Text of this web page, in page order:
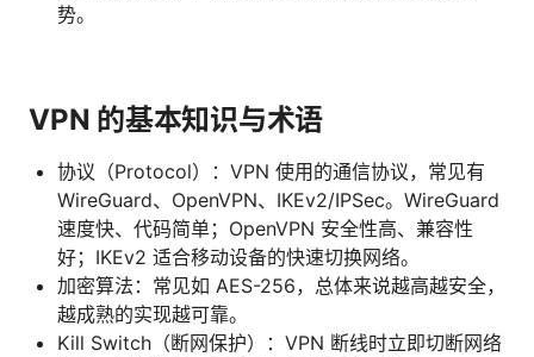
势。
VPN 的基本知识与术语
协议（Protocol）：VPN 使用的通信协议，常见有
WireGuard、OpenVPN、IKEv2/IPSec。WireGuard
速度快、代码简单；OpenVPN 安全性高、兼容性
好；IKEv2 适合移动设备的快速切换网络。
加密算法：常见如 AES-256，总体来说越高越安全，
越成熟的实现越可靠。
Kill Switch（断网保护）：VPN 断线时立即切断网络